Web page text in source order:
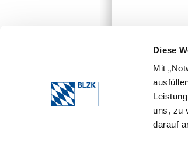
Diese
Mit
uns, zu
darauf
* erforderliche
Die von Ihnen
Bearbeitung